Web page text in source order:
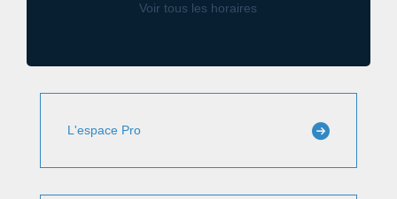
Voir tous les horaires
L'espace Pro